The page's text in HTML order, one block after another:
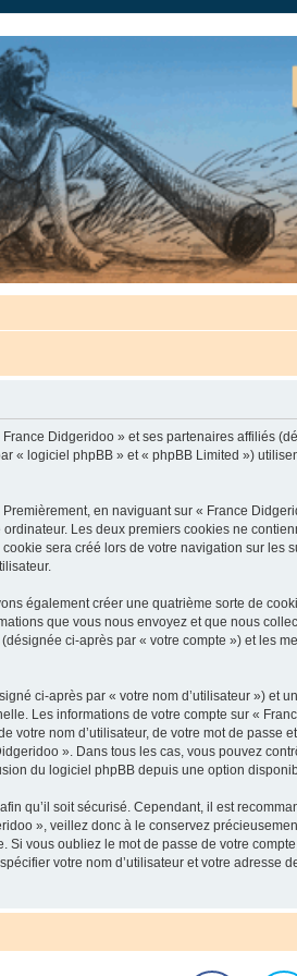
Didgeridoo » et ses partenaires affiliés
« logiciel phpBB » et « phpBB Limited »)
en naviguant sur « France
Les deux premiers cookies ne
sera créé lors de votre navigation sur
également créer une quatrième sorte de
que vous nous envoyez et que nous
ci-après par « votre compte ») et les
ci-après par « votre nom d’utilisateur »)
Les informations de votre compte sur «
votre nom d’utilisateur, de votre mot de
». Dans tous les cas, vous pouvez
du logiciel phpBB depuis une option
qu’il soit sécurisé. Cependant, il est
», veillez donc à le conservez
vous oubliez le mot de passe de votre
votre nom d’utilisateur et votre